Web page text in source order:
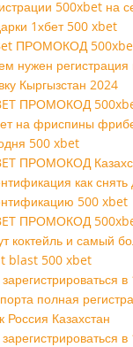
500xbet на
1хбет 500 xbet
ПРОМОКОД 500xbet
нужен
Кыргызстан 2024
ПРОМОКОД
на фриспины
500 xbet
ПРОМОКОД
как снять
500 xbet
ПРОМОКОД
коктейль и самый
blast 500 xbet
зарегистрироваться
полная
Россия Казахстан
зарегистрироваться в